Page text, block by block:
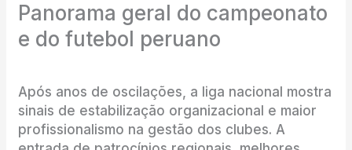
Panorama geral do campeonato
e do futebol peruano
Após anos de oscilações, a liga nacional mostra
sinais de estabilização organizacional e maior
profissionalismo na gestão dos clubes. A